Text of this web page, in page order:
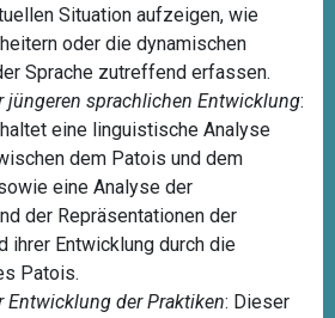
Situation aufzeigen, wie
oder die dynamischen
Sprache zutreffend erfassen.
jüngeren sprachlichen Entwicklung:
eine linguistische Analyse
dem Patois und dem
eine Analyse der
der Repräsentationen der
ihrer Entwicklung durch die
Patois.
Entwicklung der Praktiken: Dieser